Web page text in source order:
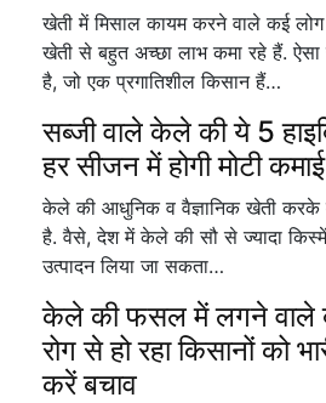
खेती में मिसाल कायम करने वाले कई
खेती से बहुत अच्छा लाभ कमा रहे हैं. ऐसा
है, जो एक प्रगातिशील किसान हैं…
सब्जी वाले केले की ये 5
हर सीजन में होगी मोटी कमाई
केले की आधुनिक व वैज्ञानिक खेती करके
है. वैसे, देश में केले की सौ से ज्यादा
उत्पादन लिया जा सकता…
केले की फसल में लगने वाले
रोग से हो रहा किसानों को
करें बचाव